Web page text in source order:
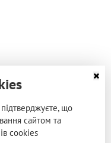
що
сайтом та
cookies